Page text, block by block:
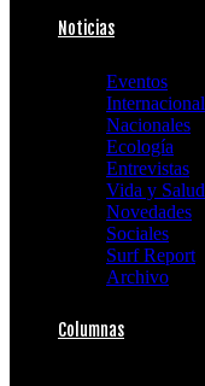
Noticias
Eventos
Internacional
Nacionales
Ecología
Entrevistas
Vida y Salud
Novedades
Sociales
Surf Report
Archivo
Columnas